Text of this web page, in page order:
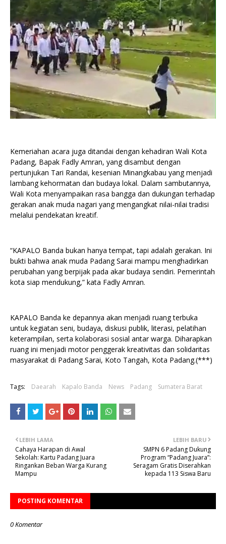
Kemeriahan acara juga ditandai dengan kehadiran Wali Kota
Padang, Bapak Fadly Amran, yang disambut dengan
pertunjukan Tari Randai, kesenian Minangkabau yang menjadi
lambang kehormatan dan budaya lokal. Dalam sambutannya,
Wali Kota menyampaikan rasa bangga dan dukungan terhadap
gerakan anak muda nagari yang mengangkat nilai-nilai tradisi
melalui pendekatan kreatif.
“KAPALO Banda bukan hanya tempat, tapi adalah gerakan. Ini
bukti bahwa anak muda Padang Sarai mampu menghadirkan
perubahan yang berpijak pada akar budaya sendiri. Pemerintah
kota siap mendukung,” kata Fadly Amran.
KAPALO Banda ke depannya akan menjadi ruang terbuka
untuk kegiatan seni, budaya, diskusi publik, literasi, pelatihan
keterampilan, serta kolaborasi sosial antar warga. Diharapkan
ruang ini menjadi motor penggerak kreativitas dan solidaritas
masyarakat di Padang Sarai, Koto Tangah, Kota Padang.(***)
Tags: Daearah Kapalo Banda News Padang Sumatera Barat
LEBIH BARU
SMPN 6 Padang Dukung
Program “Padang Juara”:
Seragam Gratis Diserahkan
kepada 113 Siswa Baru
LEBIH LAMA
Cahaya Harapan di Awal
Sekolah: Kartu Padang Juara
Ringankan Beban Warga Kurang
Mampu
POSTING KOMENTAR
0 Komentar